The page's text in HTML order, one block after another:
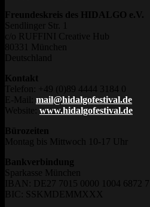
Freundeskreis des HIDALGO e.V.
Sendlinger Str. 1
c/o RUFFINI Creative Hub
80331 München
Deutschland
Kontakt
Telefon: +49 (0)89 4444 3184 0
E-Mail: mail@hidalgofestival.de
Website: www.hidalgofestival.de
Bürozeiten
Montag bis Mittwoch 10-17 Uhr
Bankverbindung
Sparkasse München
IBAN: DE27 7015 0000 1004 6872 71
BIC: SSKMDEMMXXX